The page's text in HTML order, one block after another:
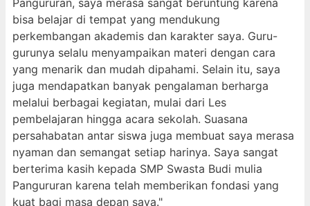
bisa belajar di tempat yang mendukung
perkembangan akademis dan karakter saya. Guru-
gurunya selalu menyampaikan materi dengan cara
yang menarik dan mudah dipahami. Selain itu, saya
juga mendapatkan banyak pengalaman berharga
melalui berbagai kegiatan, mulai dari Les
pembelajaran hingga acara sekolah. Suasana
persahabatan antar siswa juga membuat saya merasa
nyaman dan semangat setiap harinya. Saya sangat
berterima kasih kepada SMP Swasta Budi mulia
Pangururan karena telah memberikan fondasi yang
kuat bagi masa depan saya."